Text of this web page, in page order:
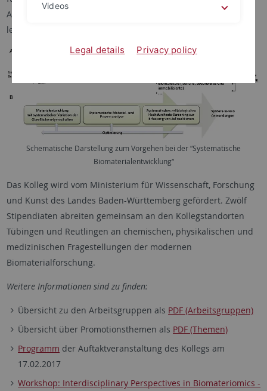
Anwendungen in der Medizintechnik und Zelldiagnostik zu
leisten.
Schematische Darstellung zum Vorgehen bei der “Systematische
Biomaterialentwicklung“
Das Kolleg wird vom Ministerium für Wissenschaft, Forschung
und Kunst des Landes Baden-Württemberg gefördert. Zwölf
Stipendiaten abreiten gemeinsam an den Kollegstandorten
Tübingen und Reutlingen an chemischen, physikalischen und
medizinischen Fragestellungen der modernen
Biomaterialforschung.
Weitere Informationen sind zu finden:
Übersicht zu den Arbeitsgruppen als PDF (Arbeitsgruppen)
Übersicht über Promotionsthemen als PDF (Themen)
Programm der Auftaktveranstaltung des Kollegs am
17.02.2017
Workshop: Interdisciplinary Perspectives in Biomateriomics -
Videos
Legal details Privacy policy